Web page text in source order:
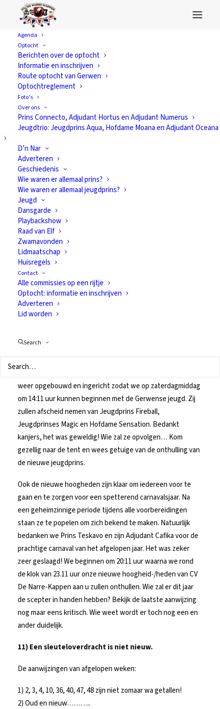
Agenda
Optocht
Berichten over de optocht
Informatie en inschrijven
Route optocht van Gerwen
Optochtreglement
Foto’s
Over ons
Prins Connecto, Adjudant Hortus en Adjudant Numerus
Jeugdtrio: Jeugdprins Aqua, Hofdame Moana en Adjudant Oceana
D’n Nar
Adverteren
Geschiedenis
Wie waren er allemaal prins?
Wie waren er allemaal jeugdprins?
Jeugd
Dansgarde
Playbackshow
Raad van Elf
Zwamavonden
Lidmaatschap
Huisregels
Contact
Alle commissies op een rijtje
Optocht: informatie en inschrijven
Adverteren
Lid worden
Search
Witte rook in 't
Narre-gat! (6)
16 november 2016 InVan alles
Aanstaande zaterdag 19 november is het weer zover. Het
weer opgebouwd en ingericht zodat we op zaterdagmiddag
om 14:11 uur kunnen beginnen met de Gerwense jeugd. Zij
zullen afscheid nemen van Jeugdprins Fireball,
Jeugdprinses Magic en Hofdame Sensation. Bedankt
kanjers, het was geweldig! Wie zal ze opvolgen… Kom
gezellig naar de tent en wees getuige van de onthulling van
de nieuwe jeugdprins.
Ook de nieuwe hoogheden zijn klaar om iedereen voor te
gaan en te zorgen voor een spetterend carnavalsjaar. Na
een geheimzinnige periode tijdens alle voorbereidingen
staan ze te popelen om zich bekend te maken. Natuurlijk
bedanken we Prins Teskavo en zijn Adjudant Cafika voor de
prachtige carnaval van het afgelopen jaar. Het was zeker
zeer geslaagd! We beginnen om 20:11 uur waarna we rond
de klok van 23.11 uur onze nieuwe hoogheid-/heden van CV
De Narre-Kappen aan u zullen onthullen. Wie zal er dit jaar
de scepter in handen hebben? Bekijk de laatste aanwijzing
nog maar eens kritisch. Wie weet wordt er toch nog een en
ander duidelijk.
11) Een sleuteloverdracht is niet nieuw.
De aanwijzingen van afgelopen weken:
1) 2, 3, 4, 10, 36, 40, 47, 48 zijn niet zomaar wa getallen!
2) Oud en nieuw………..